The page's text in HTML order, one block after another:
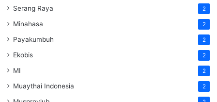
Serang Raya 2
Minahasa 2
Payakumbuh 2
Ekobis 2
MI 2
Muaythai Indonesia 2